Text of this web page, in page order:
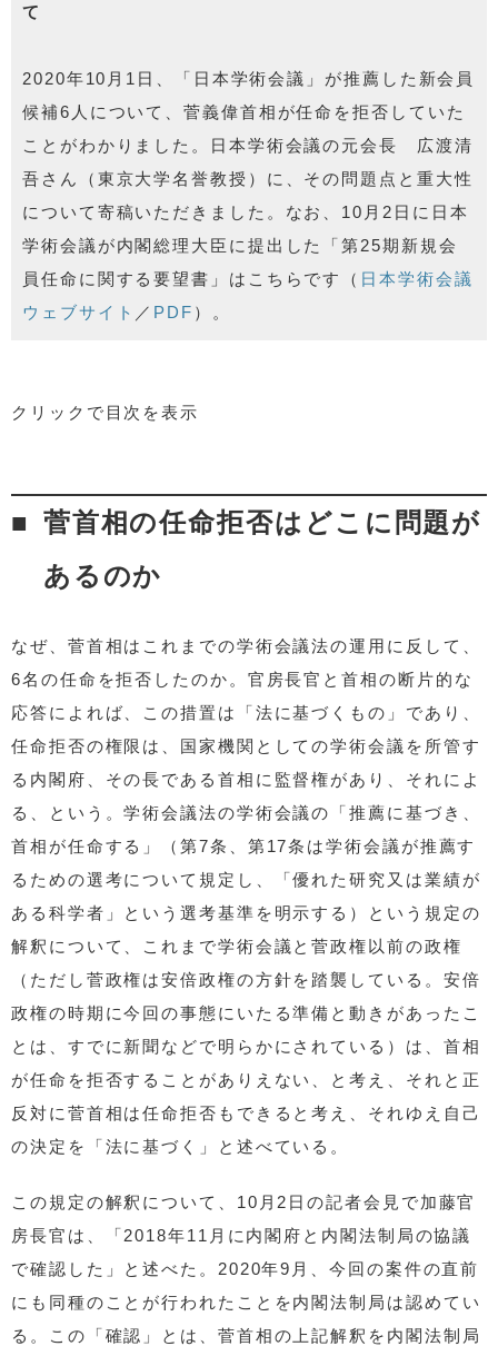
て
2020年10月1日、「日本学術会議」が推薦した新会員
候補6人について、菅義偉首相が任命を拒否していた
ことがわかりました。日本学術会議の元会長 広渡清
吾さん（東京大学名誉教授）に、その問題点と重大性
について寄稿いただきました。なお、10月2日に日本
学術会議が内閣総理大臣に提出した「第25期新規会
員任命に関する要望書」はこちらです（ 日本学術会議
ウェブサイト ／ PDF ）。
クリックで目次を表示
んなものか
政治は科学をどう活かすのか
日本学術会議会長宛て3氏の要請書全文（編集部）
菅首相の任命拒否はどこに問題が
あるのか
なぜ、菅首相はこれまでの学術会議法の運用に反して、
6名の任命を拒否したのか。官房長官と首相の断片的な
応答によれば、この措置は「法に基づくもの」であり、
任命拒否の権限は、国家機関としての学術会議を所管す
る内閣府、その長である首相に監督権があり、それによ
る、という。学術会議法の学術会議の「推薦に基づき、
首相が任命する」（第7条、第17条は学術会議が推薦す
るための選考について規定し、「優れた研究又は業績が
ある科学者」という選考基準を明示する）という規定の
解釈について、これまで学術会議と菅政権以前の政権
（ただし菅政権は安倍政権の方針を踏襲している。安倍
政権の時期に今回の事態にいたる準備と動きがあったこ
とは、すでに新聞などで明らかにされている）は、首相
が任命を拒否することがありえない、と考え、それと正
反対に菅首相は任命拒否もできると考え、それゆえ自己
の決定を「法に基づく」と述べている。
この規定の解釈について、10月2日の記者会見で加藤官
房長官は、「2018年11月に内閣府と内閣法制局の協議
で確認した」と述べた。2020年9月、今回の案件の直前
にも同種のことが行われたことを内閣法制局は認めてい
る。この「確認」とは、菅首相の上記解釈を内閣法制局